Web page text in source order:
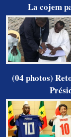
La cojem
(04 photos)